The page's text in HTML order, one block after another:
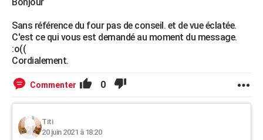
Bricolage
Lifestyle
Culture
Sport
Auto
Television
Voyage
Cinema
Sans référence du four pas de conseil. et de vue éclatée.
C'est ce qui vous est demandé au moment du message.
:o((
Cordialement.
Commenter 0
Titi
20 juin 2021 à 18:20